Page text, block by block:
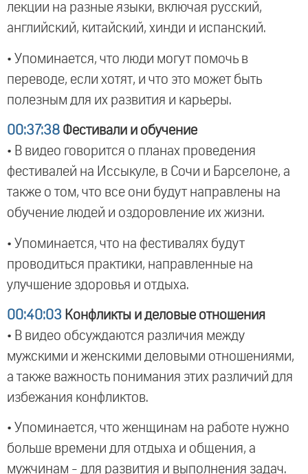
лекции на разные языки, включая русский,
английский, китайский, хинди и испанский.
• Упоминается, что люди могут помочь в
переводе, если хотят, и что это может быть
полезным для их развития и карьеры.
00:37:38 Фестивали и обучение
• В видео говорится о планах проведения
фестивалей на Иссыкуле, в Сочи и Барселоне, а
также о том, что все они будут направлены на
обучение людей и оздоровление их жизни.
• Упоминается, что на фестивалях будут
проводиться практики, направленные на
улучшение здоровья и отдыха.
00:40:03 Конфликты и деловые отношения
• В видео обсуждаются различия между
мужскими и женскими деловыми отношениями,
а также важность понимания этих различий для
избежания конфликтов.
• Упоминается, что женщинам на работе нужно
больше времени для отдыха и общения, а
мужчинам - для развития и выполнения задач.